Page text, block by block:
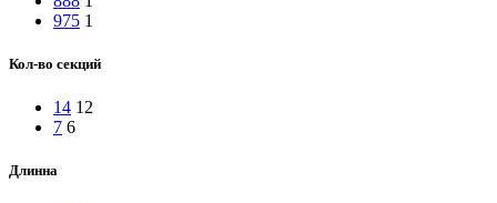
975 1
Кол-во секций
14 12
7 6
Длинна